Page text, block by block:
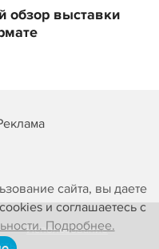
сайта, вы даете
и соглашаетесь с
Подробнее.
обзор выставки
Использование